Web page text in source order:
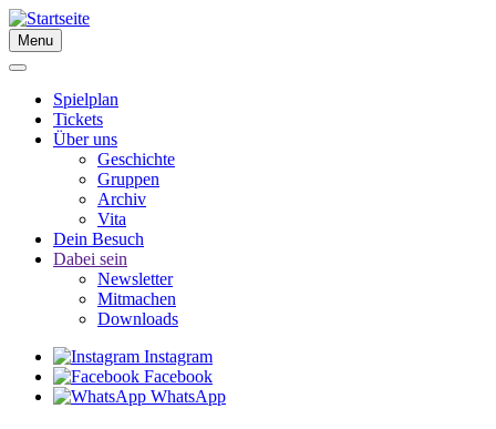
Direkt
zum
Inhalt
Menu
Spielplan
Tickets
Über uns
Geschichte
Gruppen
Archiv
Vita
Dein Besuch
Dabei sein
Newsletter
Mitmachen
Downloads
Instagram
Facebook
WhatsApp